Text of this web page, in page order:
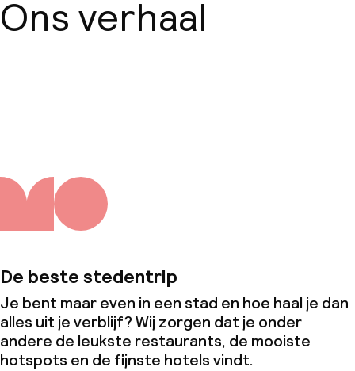
Ons verhaal
De beste stedentrip
Je bent maar even in een stad en hoe haal je dan
alles uit je verblijf? Wij zorgen dat je onder
andere de leukste restaurants, de mooiste
hotspots en de fijnste hotels vindt.